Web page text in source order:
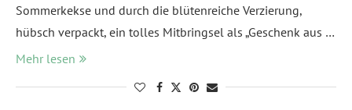
Sommerkekse und durch die blütenreiche Verzierung,
hübsch verpackt, ein tolles Mitbringsel als „Geschenk aus …
Mehr lesen